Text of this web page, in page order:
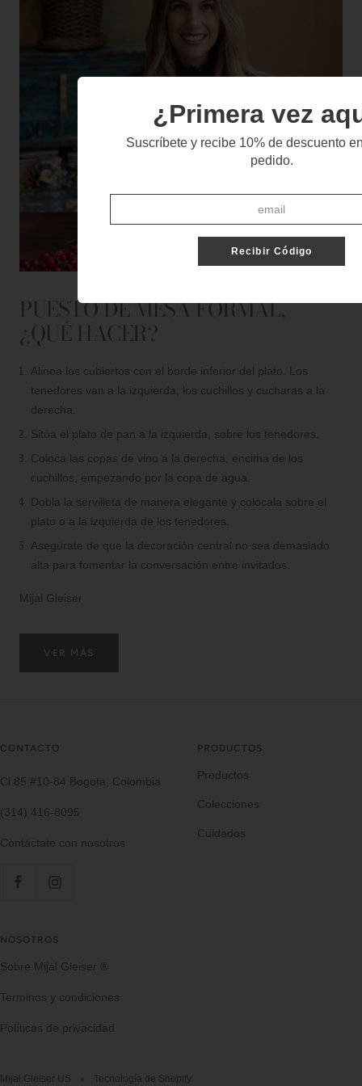
PUESTO DE MESA FORMAL,
¿QUÉ HACER?
Alinea los cubiertos con el borde inferior del plato. Los
tenedores van a la izquierda, los cuchillos y cucharas a la
derecha.
Sitúa el plato de pan a la izquierda, sobre los tenedores.
Coloca las copas de vino a la derecha, encima de los
cuchillos, empezando por la copa de agua.
Dobla la servilleta de manera elegante y colócala sobre el
plato o a la izquierda de los tenedores.
Asegúrate de que la decoración central no sea demasiado
alta para fomentar la conversación entre invitados.
Mijal Gleiser
VER MÁS
CONTACTO
Cl 85 #10-84 Bogota, Colombia
(314) 416-8095
Contáctate con nosotros
PRODUCTOS
Productos
Colecciones
Cuidados
NOSOTROS
Sobre Mijal Gleiser ®
Terminos y condiciones
Políticas de privacidad
Mijal Gleiser US Tecnología de Shopify
¿Primera vez
Suscríbete y recibe 10% de descuento
pedido.
Recibir Código